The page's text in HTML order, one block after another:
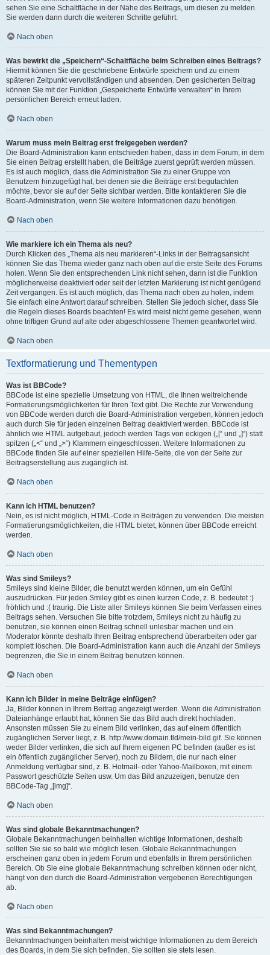
sehen Sie eine Schaltfläche in der Nähe des Beitrags, um diesen zu melden.
Sie werden dann durch die weiteren Schritte geführt.
Nach oben
Was bewirkt die „Speichern“-Schaltfläche beim Schreiben eines Beitrags?
Hiermit können Sie die geschriebene Entwürfe speichern und zu einem
späteren Zeitpunkt vervollständigen und absenden. Den gesicherten Beitrag
können Sie mit der Funktion „Gespeicherte Entwürfe verwalten“ in Ihrem
persönlichen Bereich erneut laden.
Nach oben
Warum muss mein Beitrag erst freigegeben werden?
Die Board-Administration kann entschieden haben, dass in dem Forum, in dem
Sie einen Beitrag erstellt haben, die Beiträge zuerst geprüft werden müssen.
Es ist auch möglich, dass die Administration Sie zu einer Gruppe von
Benutzern hinzugefügt hat, bei denen sie die Beiträge erst begutachten
möchte, bevor sie auf der Seite sichtbar werden. Bitte kontaktieren Sie die
Board-Administration, wenn Sie weitere Informationen dazu benötigen.
Nach oben
Wie markiere ich ein Thema als neu?
Durch Klicken des „Thema als neu markieren“-Links in der Beitragsansicht
können Sie das Thema wieder ganz nach oben auf die erste Seite des Forums
holen. Wenn Sie den entsprechenden Link nicht sehen, dann ist die Funktion
möglicherweise deaktiviert oder seit der letzten Markierung ist nicht genügend
Zeit vergangen. Es ist auch möglich, das Thema nach oben zu holen, indem
Sie einfach eine Antwort darauf schreiben. Stellen Sie jedoch sicher, dass Sie
die Regeln dieses Boards beachten! Es wird meist nicht gerne gesehen, wenn
ohne triftigen Grund auf alte oder abgeschlossene Themen geantwortet wird.
Nach oben
Textformatierung und Thementypen
Was ist BBCode?
BBCode ist eine spezielle Umsetzung von HTML, die Ihnen weitreichende
Formatierungsmöglichkeiten für Ihren Text gibt. Die Rechte zur Verwendung
von BBCode werden durch die Board-Administration vergeben, können jedoch
auch durch Sie für jeden einzelnen Beitrag deaktiviert werden. BBCode ist
ähnlich wie HTML aufgebaut, jedoch werden Tags von eckigen („[“ und „]“) statt
spitzen („<“ und „>“) Klammern eingeschlossen. Weitere Informationen zu
BBCode finden Sie auf einer speziellen Hilfe-Seite, die von der Seite zur
Beitragserstellung aus zugänglich ist.
Nach oben
Kann ich HTML benutzen?
Nein, es ist nicht möglich, HTML-Code in Beiträgen zu verwenden. Die meisten
Formatierungsmöglichkeiten, die HTML bietet, können über BBCode erreicht
werden.
Nach oben
Was sind Smileys?
Smileys sind kleine Bilder, die benutzt werden können, um ein Gefühl
auszudrücken. Für jeden Smiley gibt es einen kurzen Code, z. B. bedeutet :)
fröhlich und :( traurig. Die Liste aller Smileys können Sie beim Verfassen eines
Beitrags sehen. Versuchen Sie bitte trotzdem, Smileys nicht zu häufig zu
benutzen, sie können einen Beitrag schnell unlesbar machen und ein
Moderator könnte deshalb Ihren Beitrag entsprechend überarbeiten oder gar
komplett löschen. Die Board-Administration kann auch die Anzahl der Smileys
begrenzen, die Sie in einem Beitrag benutzen können.
Nach oben
Kann ich Bilder in meine Beiträge einfügen?
Ja, Bilder können in Ihrem Beitrag angezeigt werden. Wenn die Administration
Dateianhänge erlaubt hat, können Sie das Bild auch direkt hochladen.
Ansonsten müssen Sie zu einem Bild verlinken, das auf einem öffentlich
zugänglichen Server liegt, z. B. http://www.domain.tld/mein-bild.gif. Sie können
weder Bilder verlinken, die sich auf Ihrem eigenen PC befinden (außer es ist
ein öffentlich zugänglicher Server), noch zu Bildern, die nur nach einer
Anmeldung verfügbar sind, z. B. Hotmail- oder Yahoo-Mailboxen, mit einem
Passwort geschützte Seiten usw. Um das Bild anzuzeigen, benutze den
BBCode-Tag „[img]“.
Nach oben
Was sind globale Bekanntmachungen?
Globale Bekanntmachungen beinhalten wichtige Informationen, deshalb
sollten Sie sie so bald wie möglich lesen. Globale Bekanntmachungen
erscheinen ganz oben in jedem Forum und ebenfalls in Ihrem persönlichen
Bereich. Ob Sie eine globale Bekanntmachung schreiben können oder nicht,
hängt von den durch die Board-Administration vergebenen Berechtigungen
ab.
Nach oben
Was sind Bekanntmachungen?
Bekanntmachungen beinhalten meist wichtige Informationen zu dem Bereich
des Boards, in dem Sie sich befinden. Sie sollten sie stets lesen.